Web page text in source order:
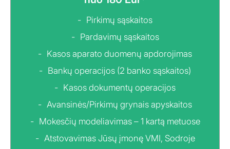
Pirkimų sąskaitos
Pardavimų sąskaitos
Kasos aparato duomenų apdorojimas
Bankų operacijos (2 banko sąskaitos)
Kasos dokumentų operacijos
Avansinės/Pirkimų grynais apyskaitos
Mokesčių modeliavimas – 1 kartą metuose
Atstovavimas Jūsų įmonę VMI, Sodroje